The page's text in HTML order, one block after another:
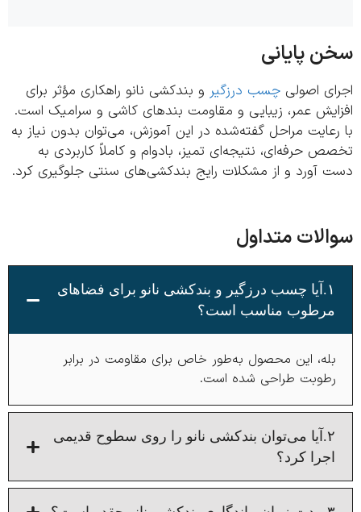
پایانی
اصولیچسب درزگیرو بندکشی نانو راهکاری مؤثر برای
عمر، زیبایی و مقاومت بندهای کاشی و سرامیک است.
مراحل گفته‌شده در این آموزش، می‌توان بدون نیاز به
حرفه‌ای، نتیجه‌ای تمیز، بادوام و کاملاً کاربردی به
آورد و از مشکلات رایج بندکشی‌های سنتی جلوگیری کرد.
متداول
۱.آیا چسب درزگیر و بندکشی نانو برای فضاهای
مرطوب مناسب است؟
این محصول به‌طور خاص برای مقاومت در برابر
طراحی شده است.
۲.آیا می‌توان بندکشی نانو را روی سطوح قدیمی
اجرا کرد؟